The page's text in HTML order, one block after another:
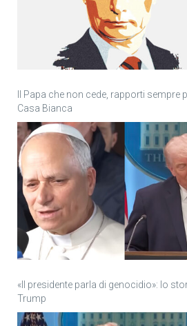
Il Papa che non cede, rapporti sempre
Casa Bianca
«Il presidente parla di genocidio»: lo
Trump